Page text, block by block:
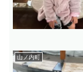
山ノ内町